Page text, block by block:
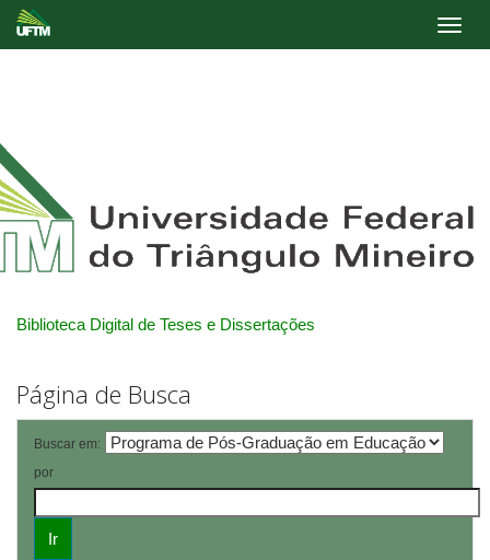
Biblioteca Digital de Teses e Dissertações
Página de Busca
Buscar em:
por